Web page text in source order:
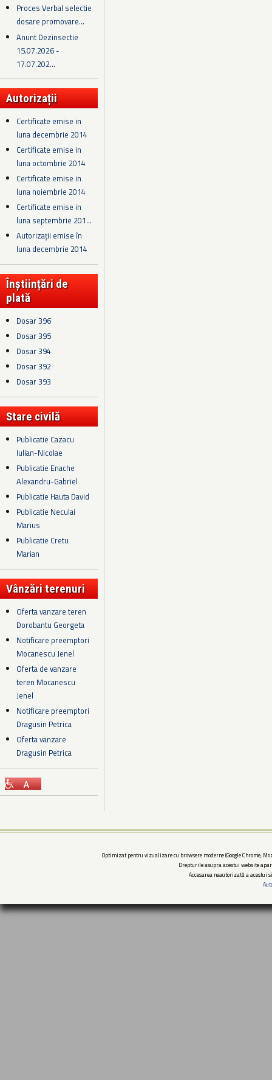
Proces Verbal selectie
dosare promovare...
Anunt Dezinsectie
15.07.2026 -
17.07.202...
Autorizații
Certificate emise in
luna decembrie 2014
Certificate emise in
luna octombrie 2014
Certificate emise in
luna noiembrie 2014
Certificate emise in
luna septembrie 201...
Autorizații emise în
luna decembrie 2014
Înștiințări de
plată
Dosar 396
Dosar 395
Dosar 394
Dosar 392
Dosar 393
Stare civilă
Publicatie Cazacu
Iulian-Nicolae
Publicatie Enache
Alexandru-Gabriel
Publicatie Hauta David
Publicatie Neculai
Marius
Publicatie Cretu
Marian
Vânzări terenuri
Oferta vanzare teren
Dorobantu Georgeta
Notificare preemptori
Mocanescu Jenel
Oferta de vanzare
teren Mocanescu
Jenel
Notificare preemptori
Dragusin Petrica
Oferta vanzare
Dragusin Petrica
Optimizat pentru vizualizare cu browsere moderne (Google Chrome,
Drepturile asupra acestui website
Accesarea neautorizată a acestui